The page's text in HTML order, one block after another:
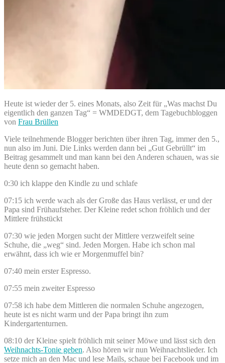
Heute ist wieder der 5. eines Monats, also Zeit für „Was machst Du
eigentlich den ganzen Tag“ = WMDEDGT, dem Tagebuchbloggen
von Frau Brüllen
Viele teilnehmende Blogger berichten über ihren Tag, immer den 5.,
nun also im Juni. Die Links werden dann bei „Gut Gebrüllt“ im
Beitrag gesammelt und man kann bei den Anderen schauen, was sie
heute denn so gemacht haben.
0:30 ich klappe den Kindle zu und schlafe
07:15 ich werde wach als der Große das Haus verlässt, er und der
Papa sind Frühaufsteher. Der Kleine redet schon fröhlich und der
Mittlere frühstückt
07:30 wie jeden Morgen sucht der Mittlere verzweifelt seine
Schuhe, die „weg“ sind. Jeden Morgen. Habe ich schon mal
erwähnt, dass ich wie er Morgenmuffel bin?
07:40 mein erster Espresso.
07:55 mein zweiter Espresso
07:58 ich habe dem Mittleren die normalen Schuhe angezogen,
heute ist es nicht warm und der Papa bringt ihn zum
Kindergartenturnen.
08:10 der Kleine spielt fröhlich mit seiner Möwe und lässt sich den
Weihnachts-Tonie geben. Also hören wir nun Weihnachtslieder. Ich
setze mich an den Mac und lese Mails, schaue bei Facebook und im